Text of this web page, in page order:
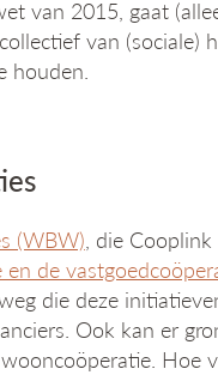
van 2015, gaat
van (sociale)
houden.
(WBW), die
en de
die deze
Ook kan er
Hoe